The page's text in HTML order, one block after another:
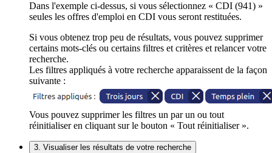
Dans l'exemple ci-dessus, si vous sélectionnez « CDI (941) »
seules les offres d'emploi en CDI vous seront restituées.
Si vous obtenez trop peu de résultats, vous pouvez supprimer
certains mots-clés ou certains filtres et critères et relancer votre
recherche.
Les filtres appliqués à votre recherche apparaissent de la façon
suivante :
Vous pouvez supprimer les filtres un par un ou tout
réinitialiser en cliquant sur le bouton « Tout réinitialiser ».
3. Visualiser les résultats de votre recherche